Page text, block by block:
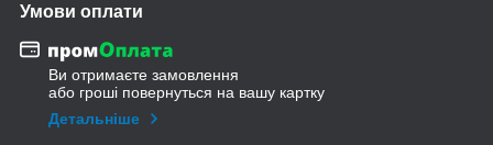
Умови оплати
Ви отримаєте замовлення
або гроші повернуться на вашу картку
Детальніше